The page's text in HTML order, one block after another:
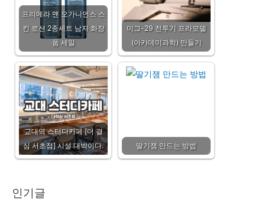
프리메라 맨 오가니언스 스
킨 로션 2종세트 남자 화장
품 세일
미그-29 전투기 프라모델
(아카데미과학) 만들기
교대역 스터디카페 [더 결
심 서초점] 시설 대박이다.
딸기잼 만드는 방법
인기글